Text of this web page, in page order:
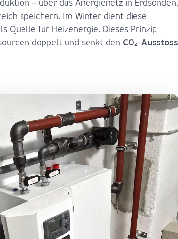
– über das Anergienetz in Erdsonden,
speichern. Im Winter dient diese
Quelle für Heizenergie. Dieses Prinzip
doppelt und senkt den CO₂-Ausstoss